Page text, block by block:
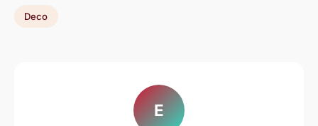
Deco
E